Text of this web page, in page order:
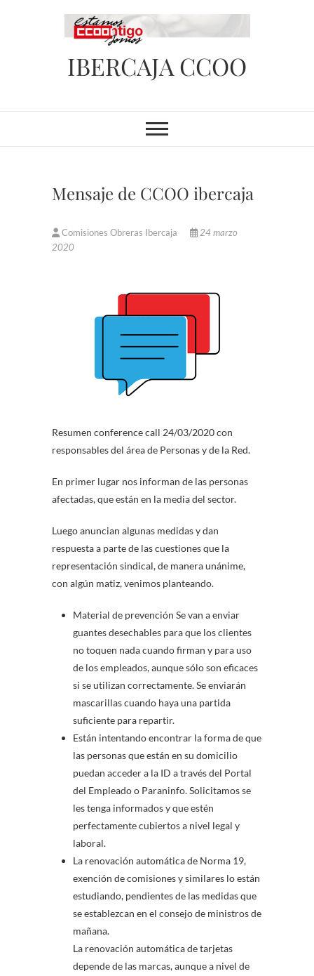
IBERCAJA CCOO
Mensaje de CCOO ibercaja
Comisiones Obreras Ibercaja
24 marzo
2020
Resumen conference call 24/03/2020 con
responsables del área de Personas y de la Red.
En primer lugar nos informan de las personas
afectadas, que están en la media del sector.
Luego anuncian algunas medidas y dan
respuesta a parte de las cuestiones que la
representación sindical, de manera unánime,
con algún matiz, venimos planteando.
Material de prevención Se van a enviar
guantes desechables para que los clientes
no toquen nada cuando firman y para uso
de los empleados, aunque sólo son eficaces
si se utilizan correctamente. Se enviarán
mascarillas cuando haya una partida
suficiente para repartir.
Están intentando encontrar la forma de que
las personas que están en su domicilio
puedan acceder a la ID a través del Portal
del Empleado o Paraninfo. Solicitamos se
les tenga informados y que estén
perfectamente cubiertos a nivel legal y
laboral.
La renovación automática de Norma 19,
exención de comisiones y similares lo están
estudiando, pendientes de las medidas que
se establezcan en el consejo de ministros de
mañana.
La renovación automática de tarjetas
depende de las marcas, aunque a nivel de